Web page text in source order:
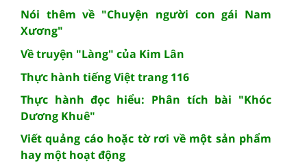
Nói thêm về "Chuyện người con gái Nam
Xương"
Về truyện "Làng" của Kim Lân
Thực hành tiếng Việt trang 116
Thực hành đọc hiểu: Phân tích bài "Khóc
Dương Khuê"
Viết quảng cáo hoặc tờ rơi về một sản phẩm
hay một hoạt động